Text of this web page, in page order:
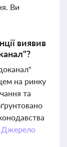
Ви
виявив
на ринку
та
Джерело